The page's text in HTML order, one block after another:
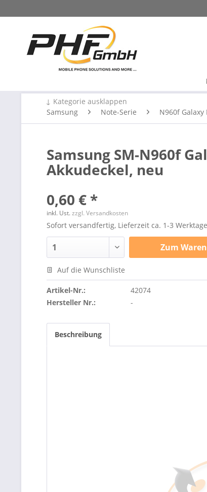
↓ Kategorie ausklappen
Samsung
Note-Serie N960f Galaxy
Samsung SM-N960f
Akkudeckel, neu
0,60 € *
inkl. Ust.zzgl. Versandkosten
Sofort versandfertig, Lieferzeit ca. 1-3 Werktage
Zum
Auf die Wunschliste
Artikel-Nr.:
42074
Hersteller Nr.:
-
Beschreibung